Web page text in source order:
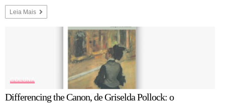
Leia Mais
COLUNA
Differencing the Canon, de Griselda Pollock: o